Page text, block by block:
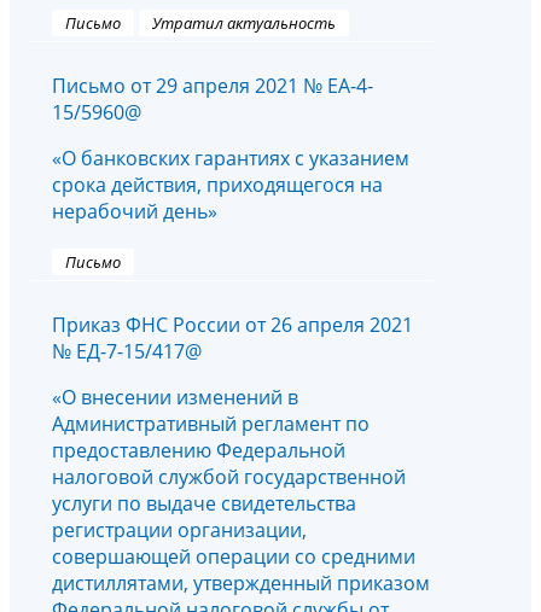
Письмо Утратил актуальность
Письмо от 29 апреля 2021 № ЕА-4-
15/5960@
«О банковских гарантиях с указанием
срока действия, приходящегося на
нерабочий день»
Письмо
Приказ ФНС России от 26 апреля 2021
№ ЕД-7-15/417@
«О внесении изменений в
Административный регламент по
предоставлению Федеральной
налоговой службой государственной
услуги по выдаче свидетельства
регистрации организации,
совершающей операции со средними
дистиллятами, утвержденный приказом